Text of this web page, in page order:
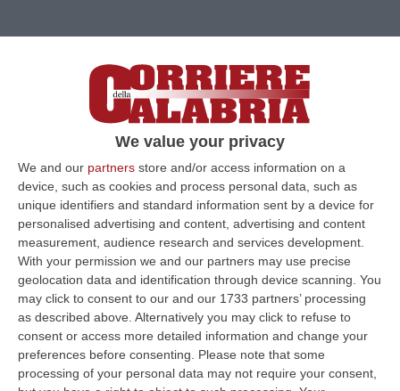
We value your privacy
We and our partners store and/or access information on a
device, such as cookies and process personal data, such as
unique identifiers and standard information sent by a device for
personalised advertising and content, advertising and content
measurement, audience research and services development.
With your permission we and our partners may use precise
geolocation data and identification through device scanning. You
may click to consent to our and our 1733 partners’ processing
as described above. Alternatively you may click to refuse to
consent or access more detailed information and change your
preferences before consenting.
Please note that some
processing of your personal data may not require your consent,
«Medicina Interna: traghettarla verso il
futuro»
Gerardo Mancuso, vicepresidente della SIMI:
«Necessaria una presa di coscienza per
mettere in sicurezza l’assistenza sanitaria»
Pubblicato il: 15/10/24 – 10:03